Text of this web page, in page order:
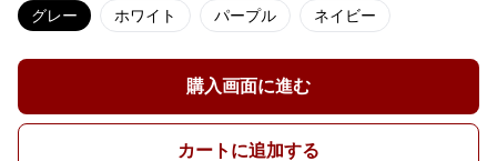
グレー ホワイト パープル ネイビー
購入画面に進む
カートに追加する